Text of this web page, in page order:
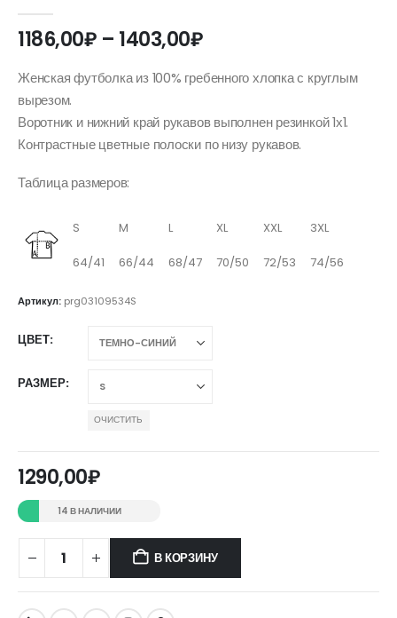
1186,00₽ – 1403,00₽Диапазон
1186,00₽
1403,00₽
Женская футболка из 100% гребенного хлопка с круглым
вырезом.
Воротник и нижний край рукавов выполнен резинкой 1х1.
Контрастные цветные полоски по низу рукавов.
Таблица размеров:
S M L XL XXL 3XL
64/41 66/44 68/47 70/50 72/53 74/56
Артикул: prg03109534S
ЦВЕТ
РАЗМЕР
ОЧИСТИТЬ
1290,00₽
14 В НАЛИЧИИ
В КОРЗИНУ